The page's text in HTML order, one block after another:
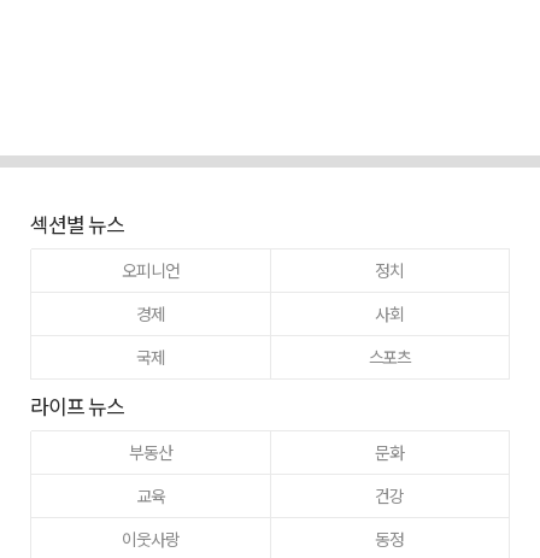
섹션별 뉴스
오피니언
정치
경제
사회
국제
스포츠
라이프 뉴스
부동산
문화
교육
건강
이웃사랑
동정